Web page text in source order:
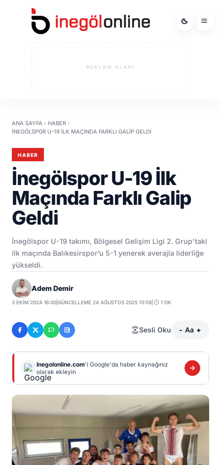
REKLAM ALANI
ANA SAYFA
HABER
İNEGÖLSPOR U-19 İLK MAÇINDA FARKLI GALIP GELDI
HABER
İnegölspor U-19 İlk
Maçında Farklı Galip
Geldi
İnegölspor U-19 takımı, Bölgesel Gelişim Ligi 2. Grup'taki
ilk maçında Balıkesirspor’u 5-1 yenerek averajla liderliğe
yükseldi.
Adem Demir
3 EKIM 2024 16:00 |GÜNCELLEME 24 AĞUSTOS 2025 13:59 1 DK
Sesli Oku - Aa +
Inegolonline.com'i Google'da haber kaynağınız
olarak ekleyin